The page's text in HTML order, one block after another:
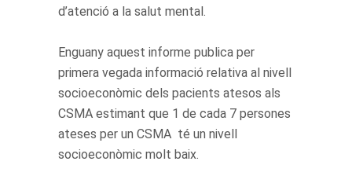
d’atenció a la salut mental.
Enguany aquest informe publica per
primera vegada informació relativa al nivell
socioeconòmic dels pacients atesos als
CSMA estimant que 1 de cada 7 persones
ateses per un CSMA té un nivell
socioeconòmic molt baix.